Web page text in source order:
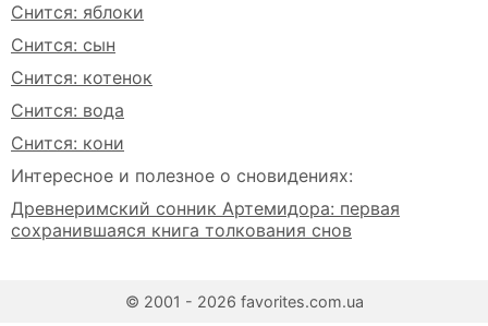
Снится: яблоки
Снится: сын
Снится: котенок
Снится: вода
Снится: кони
Интересное и полезное о сновидениях:
Древнеримский сонник Артемидора: первая
сохранившаяся книга толкования снов
© 2001 - 2026 favorites.com.ua